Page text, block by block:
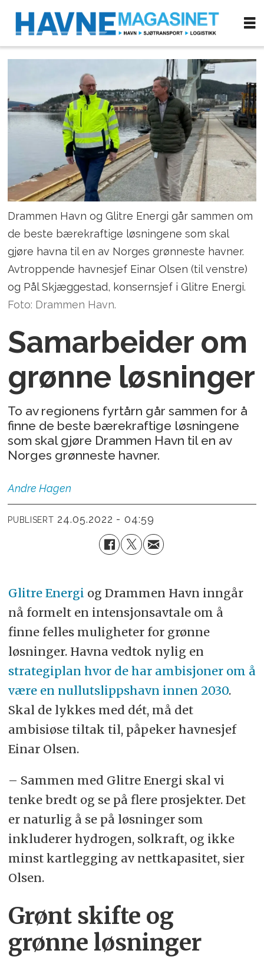
Drammen Havn og Glitre Energi går sammen om
de beste bærekraftige løsningene som skal
gjøre havna til en av Norges grønneste havner.
Avtroppende havnesjef Einar Olsen (til venstre)
og Pål Skjæggestad, konsernsjef i Glitre Energi.
Foto: Drammen Havn.
Samarbeider om
grønne løsninger
To av regionens fyrtårn går sammen for å
finne de beste bærekraftige løsningene
som skal gjøre Drammen Havn til en av
Norges grønneste havner.
Andre Hagen
PUBLISERT 24.05.2022 - 04:59
Glitre Energi og Drammen Havn inngår
nå formelt en intensjonsavtale om å
finne felles muligheter for grønne
løsninger. Havna vedtok nylig en
strategiplan hvor de har ambisjoner om å
være en nullutslippshavn innen 2030.
Skal de lykkes med dét, må det
ambisiøse tiltak til, påpeker havnesjef
Einar Olsen.
– Sammen med Glitre Energi skal vi
tenke bredt og se på flere prosjekter. Det
er naturlig å se på løsninger som
inkluderer hydrogen, solkraft, og ikke
minst kartlegging av nettkapasitet, sier
Olsen.
Grønt skifte og
grønne løsninger